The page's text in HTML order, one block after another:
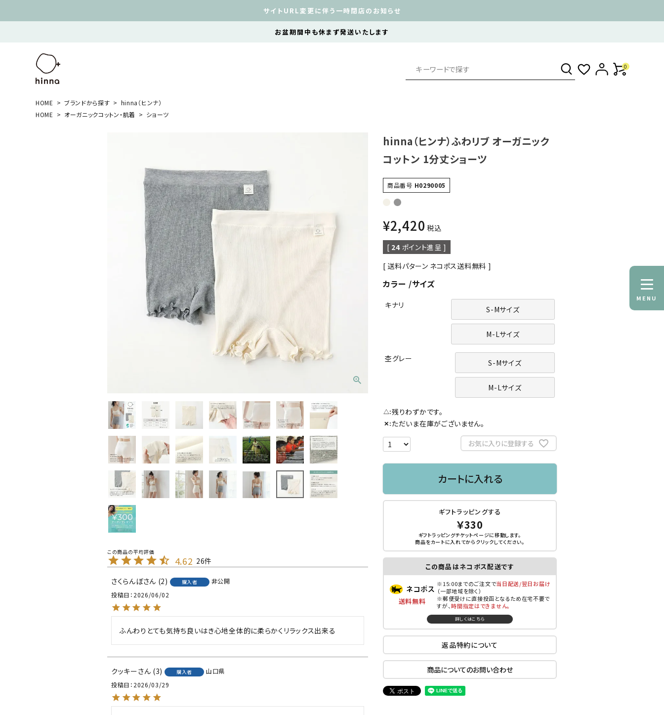
サイトURL変更に伴う一時閉店のお知らせ
お盆期間中も休まず発送いたします
0
HOME ブランドから探す
hinna（ヒンナ）
HOME
オーガニックコットン・肌着 ショーツ
MENU
4.62 26
さくらんぼ 2 購入者
非公開
投稿日 2026/06/02
ふんわりとても気持ち良いはき心地全体的に柔らかくリラックス出来る
クッキー 3 購入者
山口県
投稿日 2026/03/29
hinna（ヒンナ）ふわリブ オーガニック
コットン 1分丈ショーツ
商品番号 H0290005
¥2,420 税込
[ 24 ポイント進呈 ]
送料パターン ネコポス送料無料
カラー サイズ
キナリ S-Mサイズ
M-Lサイズ
杢グレー S-Mサイズ
M-Lサイズ
△ 残りわずかです。
✕ ただいま在庫がございません。
お気に入りに登録する
カートに入れる
ギフトラッピングする
￥330
ギフトラッピングチケットページに移動します。
商品をカートに入れてから クリックしてください。
この商品はネコポス配送です
送料無料
※15:00までのご注文で当日配送/翌日お届け
（一部地域を除く）
※郵便受けに直接投函となるため在宅不要で
すが、時間指定はできません。
詳しくはこちら
返品特約について
商品についてのお問い合わせ